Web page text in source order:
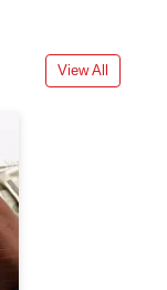
View All